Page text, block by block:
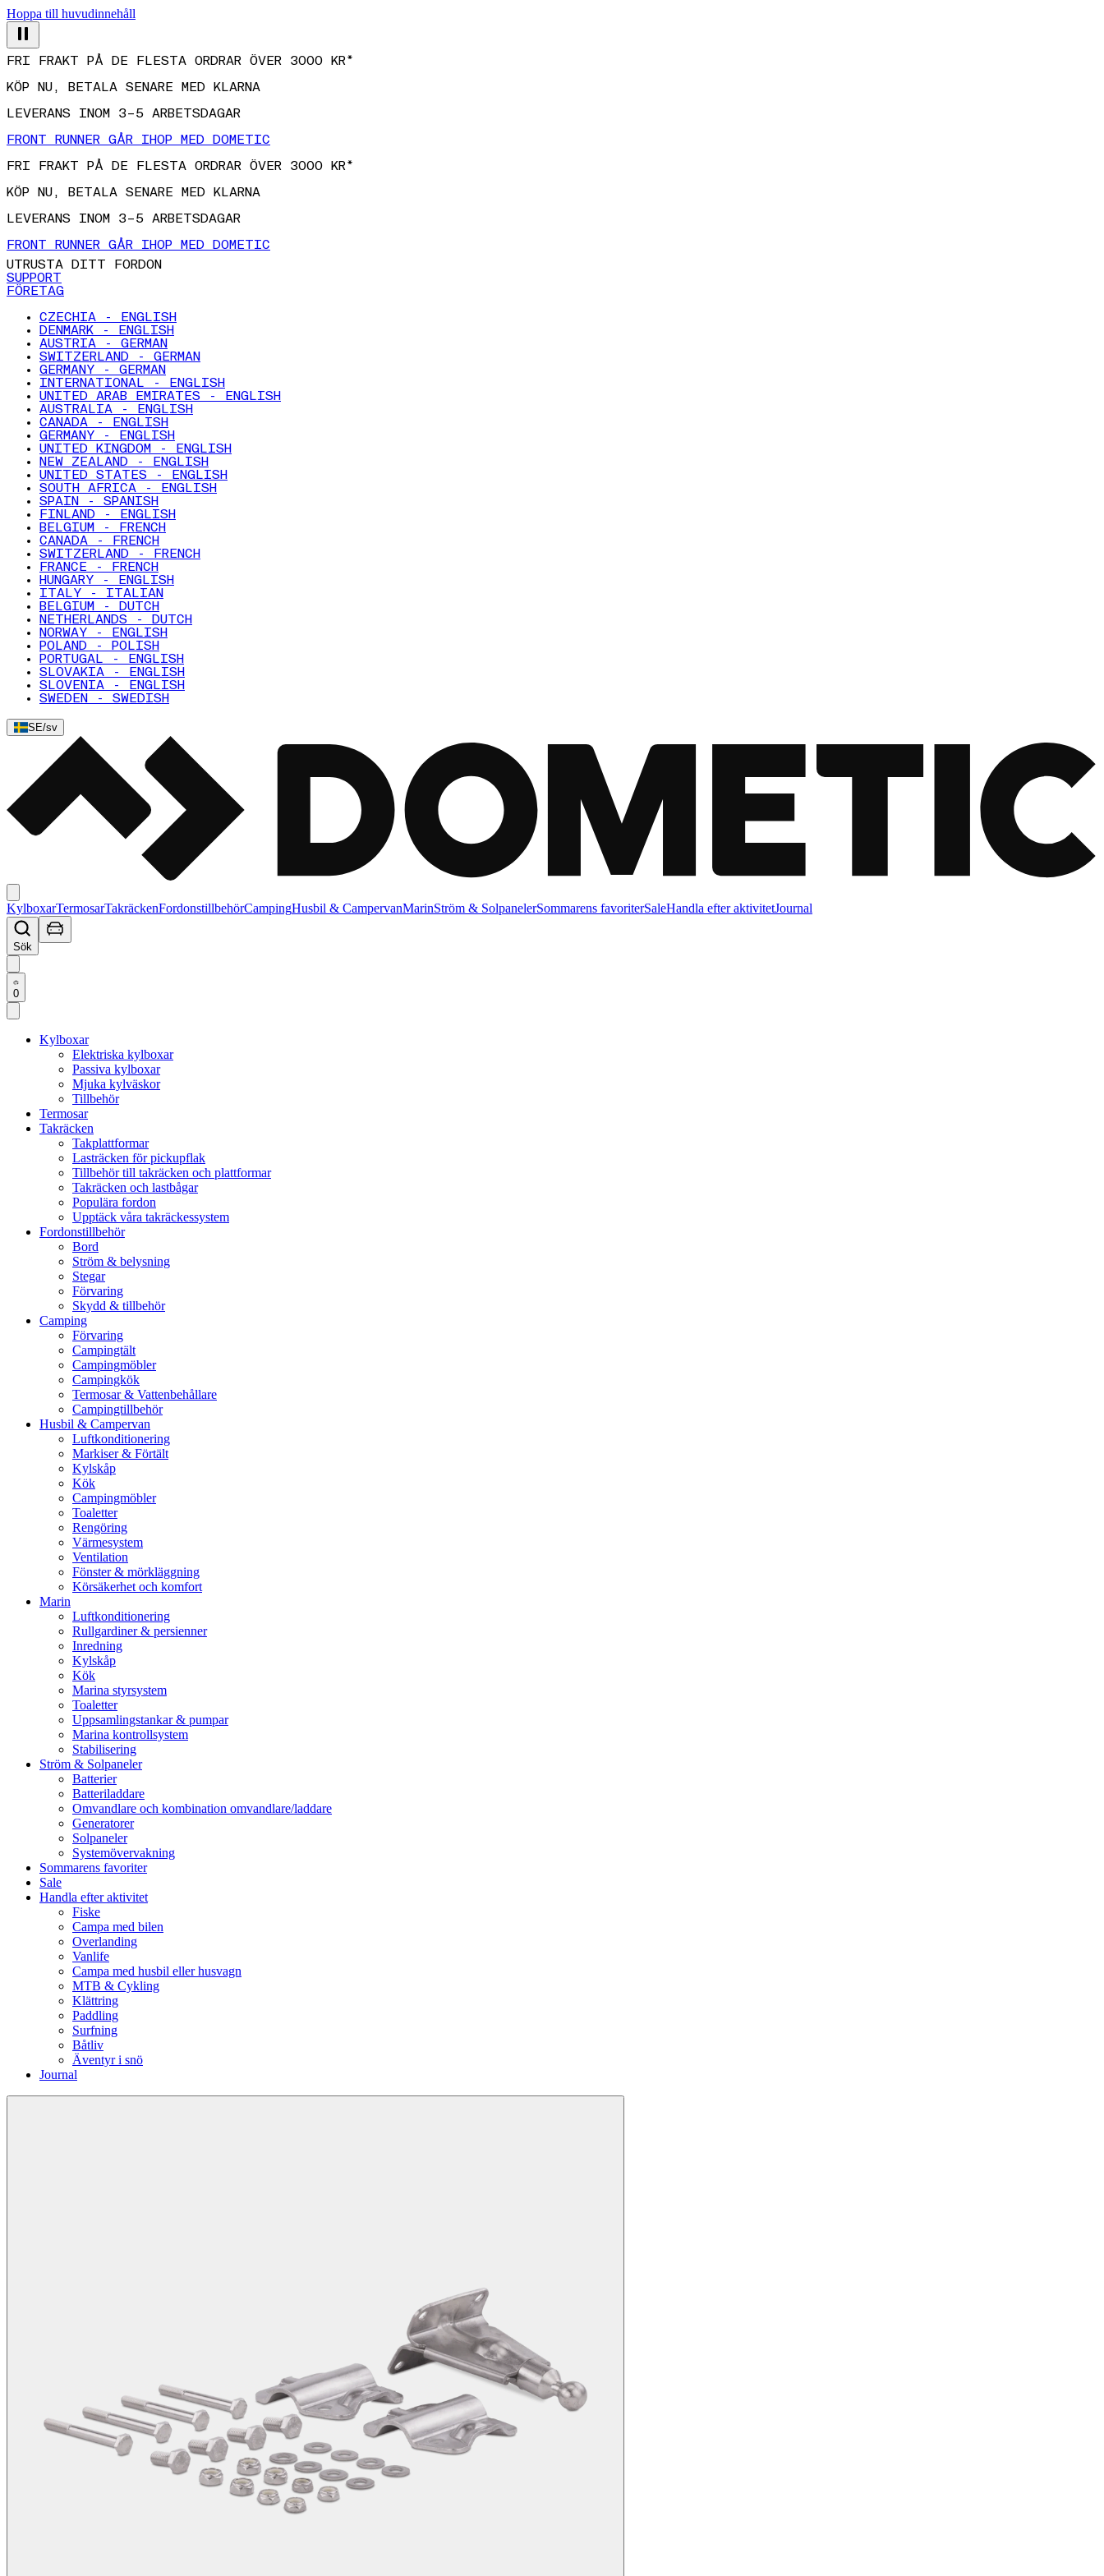
Hoppa till huvudinnehåll
FRI FRAKT PÅ DE FLESTA ORDRAR ÖVER 3000 KR*
KÖP NU, BETALA SENARE MED KLARNA
LEVERANS INOM 3–5 ARBETSDAGAR
FRONT RUNNER GÅR IHOP MED DOMETIC
FRI FRAKT PÅ DE FLESTA ORDRAR ÖVER 3000 KR*
KÖP NU, BETALA SENARE MED KLARNA
LEVERANS INOM 3–5 ARBETSDAGAR
FRONT RUNNER GÅR IHOP MED DOMETIC
UTRUSTA DITT FORDON
SUPPORT
FÖRETAG
CZECHIA - ENGLISH
DENMARK - ENGLISH
AUSTRIA - GERMAN
SWITZERLAND - GERMAN
GERMANY - GERMAN
INTERNATIONAL - ENGLISH
UNITED ARAB EMIRATES - ENGLISH
AUSTRALIA - ENGLISH
CANADA - ENGLISH
GERMANY - ENGLISH
UNITED KINGDOM - ENGLISH
NEW ZEALAND - ENGLISH
UNITED STATES - ENGLISH
SOUTH AFRICA - ENGLISH
SPAIN - SPANISH
FINLAND - ENGLISH
BELGIUM - FRENCH
CANADA - FRENCH
SWITZERLAND - FRENCH
FRANCE - FRENCH
HUNGARY - ENGLISH
ITALY - ITALIAN
BELGIUM - DUTCH
NETHERLANDS - DUTCH
NORWAY - ENGLISH
POLAND - POLISH
PORTUGAL - ENGLISH
SLOVAKIA - ENGLISH
SLOVENIA - ENGLISH
SWEDEN - SWEDISH
SE/sv
KylboxarTermosarTakräckenFordonstillbehörCampingHusbil & CampervanMarinStröm & SolpanelerSommarens favoriterSaleHandla efter aktivitetJournal
Sök
0
Kylboxar
Elektriska kylboxar
Passiva kylboxar
Mjuka kylväskor
Tillbehör
Termosar
Takräcken
Takplattformar
Lasträcken för pickupflak
Tillbehör till takräcken och plattformar
Takräcken och lastbågar
Populära fordon
Upptäck våra takräckessystem
Fordonstillbehör
Bord
Ström & belysning
Stegar
Förvaring
Skydd & tillbehör
Camping
Förvaring
Campingtält
Campingmöbler
Campingkök
Termosar & Vattenbehållare
Campingtillbehör
Husbil & Campervan
Luftkonditionering
Markiser & Förtält
Kylskåp
Kök
Campingmöbler
Toaletter
Rengöring
Värmesystem
Ventilation
Fönster & mörkläggning
Körsäkerhet och komfort
Marin
Luftkonditionering
Rullgardiner & persienner
Inredning
Kylskåp
Kök
Marina styrsystem
Toaletter
Uppsamlingstankar & pumpar
Marina kontrollsystem
Stabilisering
Ström & Solpaneler
Batterier
Batteriladdare
Omvandlare och kombination omvandlare/laddare
Generatorer
Solpaneler
Systemövervakning
Sommarens favoriter
Sale
Handla efter aktivitet
Fiske
Campa med bilen
Overlanding
Vanlife
Campa med husbil eller husvagn
MTB & Cykling
Klättring
Paddling
Surfning
Båtliv
Äventyr i snö
Journal